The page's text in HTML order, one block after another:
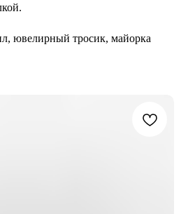
ювелирный тросик, майорка